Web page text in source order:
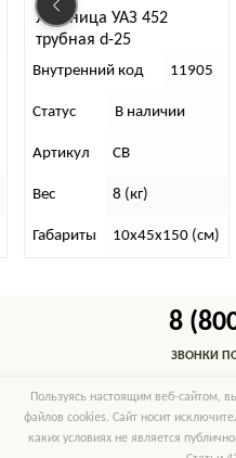
Лестница УАЗ 452
трубная d-25
Внутренний код 11905
Статус В наличии
Артикул
Вес 8 (кг)
Габариты 10х45х150 (см)
8
ЗВОНКИ
Пользуясь настоящим веб-сайтом,
файлов cookies. Сайт носит
каких условиях не является